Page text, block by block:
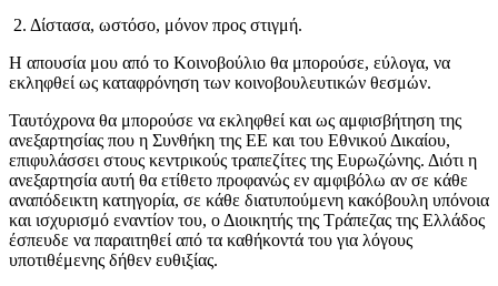
2. Δίστασα, ωστόσο, μόνον προς στιγμή.
Η απουσία μου από το Κοινοβούλιο θα μπορούσε, εύλογα, να
εκληφθεί ως καταφρόνηση των κοινοβουλευτικών θεσμών.
Ταυτόχρονα θα μπορούσε να εκληφθεί και ως αμφισβήτηση της
ανεξαρτησίας που η Συνθήκη της ΕΕ και του Εθνικού Δικαίου,
επιφυλάσσει στους κεντρικούς τραπεζίτες της Ευρωζώνης. Διότι η
ανεξαρτησία αυτή θα ετίθετο προφανώς εν αμφιβόλω αν σε κάθε
αναπόδεικτη κατηγορία, σε κάθε διατυπούμενη κακόβουλη υπόνοια
και ισχυρισμό εναντίον του, ο Διοικητής της Τράπεζας της Ελλάδος
έσπευδε να παραιτηθεί από τα καθήκοντά του για λόγους
υποτιθέμενης δήθεν ευθιξίας.